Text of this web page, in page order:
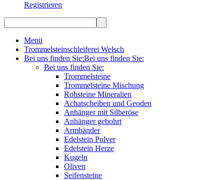
Registrieren
Menü
Trommelsteinschleiferei Welsch
Bei uns finden Sie:Bei uns finden Sie:
Bei uns finden Sie:
Trommelsteine
Trommelsteine Mischung
Rohsteine Mineralien
Achatscheiben und Geoden
Anhänger mit Silberöse
Anhänger gebohrt
Armbänder
Edelstein Pulver
Edelstein Herze
Kugeln
Oliven
Seifensteine